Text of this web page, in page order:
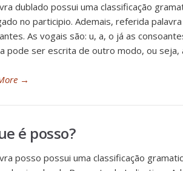
dublado possui uma classificação
no participio. Ademais, referida
As vogais são: u, a, o já as
pode ser escrita de outro modo, ou
→
é posso?
posso possui uma classificação